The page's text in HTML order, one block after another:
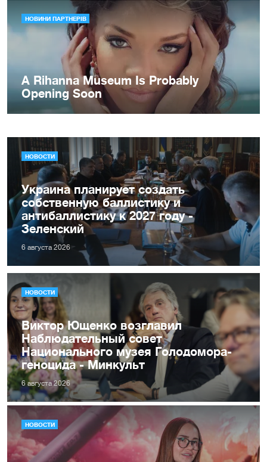
НОВОСТИ
Украина планирует создать
собственную баллистику и
антибаллистику к 2027 году -
Зеленский
6 августа 2026
НОВОСТИ
Виктор Ющенко возглавил
Наблюдательный совет
Национального музея Голодомора-
геноцида - Минкульт
6 августа 2026
НОВОСТИ